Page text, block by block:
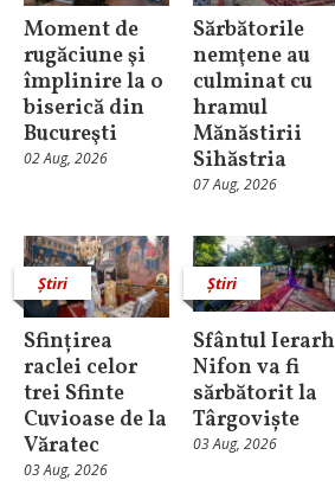
Moment de
rugăciune şi
împlinire la o
biserică din
Bucureşti
02 Aug, 2026
Sărbătorile
nemţene au
culminat cu
hramul
Mănăstirii
Sihăstria
07 Aug, 2026
Știri
Sfințirea
raclei celor
trei Sfinte
Cuvioase de la
Văratec
03 Aug, 2026
Știri
Sfântul Ierarh
Nifon va fi
sărbătorit la
Târgoviște
03 Aug, 2026